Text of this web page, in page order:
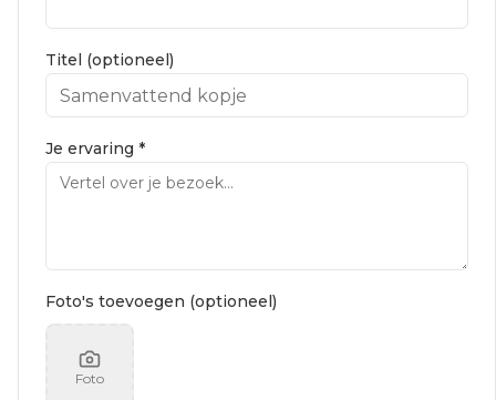
Titel (optioneel)
Je ervaring *
Foto's toevoegen (optioneel)
Foto